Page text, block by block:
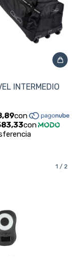
INTERMEDIO
1 / 2